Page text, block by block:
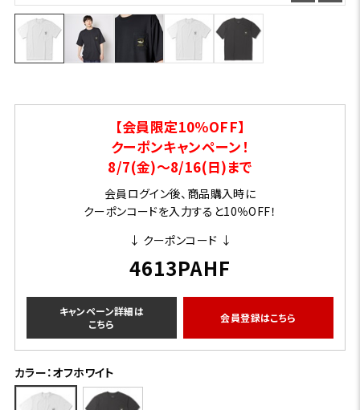
【会員限定10％OFF】
クーポンキャンペーン！
8/7(金)～8/16(日)まで
会員ログイン後、商品購入時に
クーポンコードを入力すると10％OFF！
↓ クーポンコード ↓
4613PAHF
キャンペーン詳細は
こちら
会員登録はこちら
カラー：オフホワイト